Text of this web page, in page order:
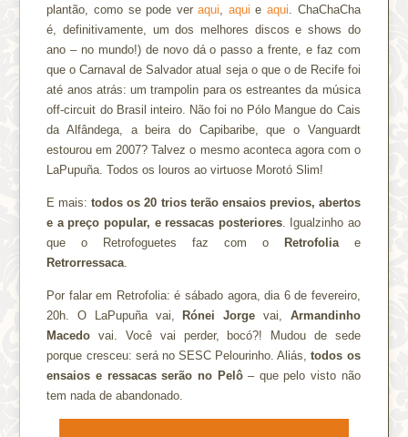
plantão, como se pode veraqui aqui eaqui . ChaChaCha
é, definitivamente, um dos melhores discos e shows do
ano – no mundo!) de novo dá o passo a frente, e faz com
que o Carnaval de Salvador atual seja o que o de Recife foi
até anos atrás: um trampolin para os estreantes da música
off-circuit do Brasil inteiro. Não foi no Pólo Mangue do Cais
da Alfândega, a beira do Capibaribe, que o Vanguardt
estourou em 2007? Talvez o mesmo aconteca agora com o
LaPupuña. Todos os louros ao virtuose Morotó Slim!
E mais:todos os 20 trios terão ensaios previos, abertos
e a preço popular, e ressacas posteriores. Igualzinho ao
que o Retrofoguetes faz com o
Retrofoliae
Retrorressaca
Por falar em Retrofolia: é sábado agora, dia 6 de fevereiro,
20h. O LaPupuña vai,
Rónei Jorge vai, Armandinho
Macedo vai. Você vai perder, bocó?! Mudou de sede
porque cresceu: será no SESC Pelourinho. Aliás,todos os
ensaios e ressacas serão no Pelô– que pelo visto não
tem nada de abandonado.